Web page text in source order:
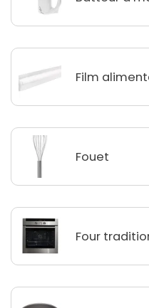
Film
Fouet
Four